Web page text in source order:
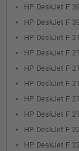
HP DeskJet F
HP DeskJet F
HP DeskJet F
HP DeskJet F
HP DeskJet F
HP DeskJet F
HP DeskJet F
HP DeskJet F
HP DeskJet F
HP DeskJet F